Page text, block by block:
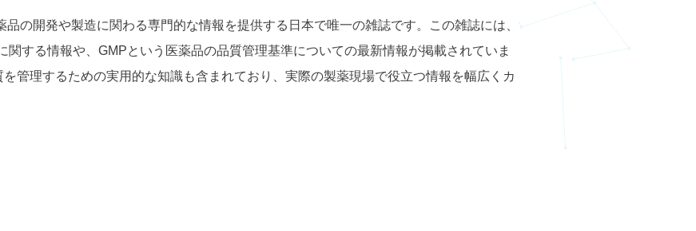
品の開発や製造に関わる専門的な情報を提供する日本で唯一の雑誌です。この雑誌には、
関する情報や、GMPという医薬品の品質管理基準についての最新情報が掲載されていま
管理するための実用的な知識も含まれており、実際の製薬現場で役立つ情報を幅広くカ